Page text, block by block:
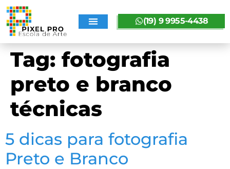
(19) 9 9955-4438
Tag: fotografia
preto e branco
técnicas
5 dicas para fotografia
Preto e Branco